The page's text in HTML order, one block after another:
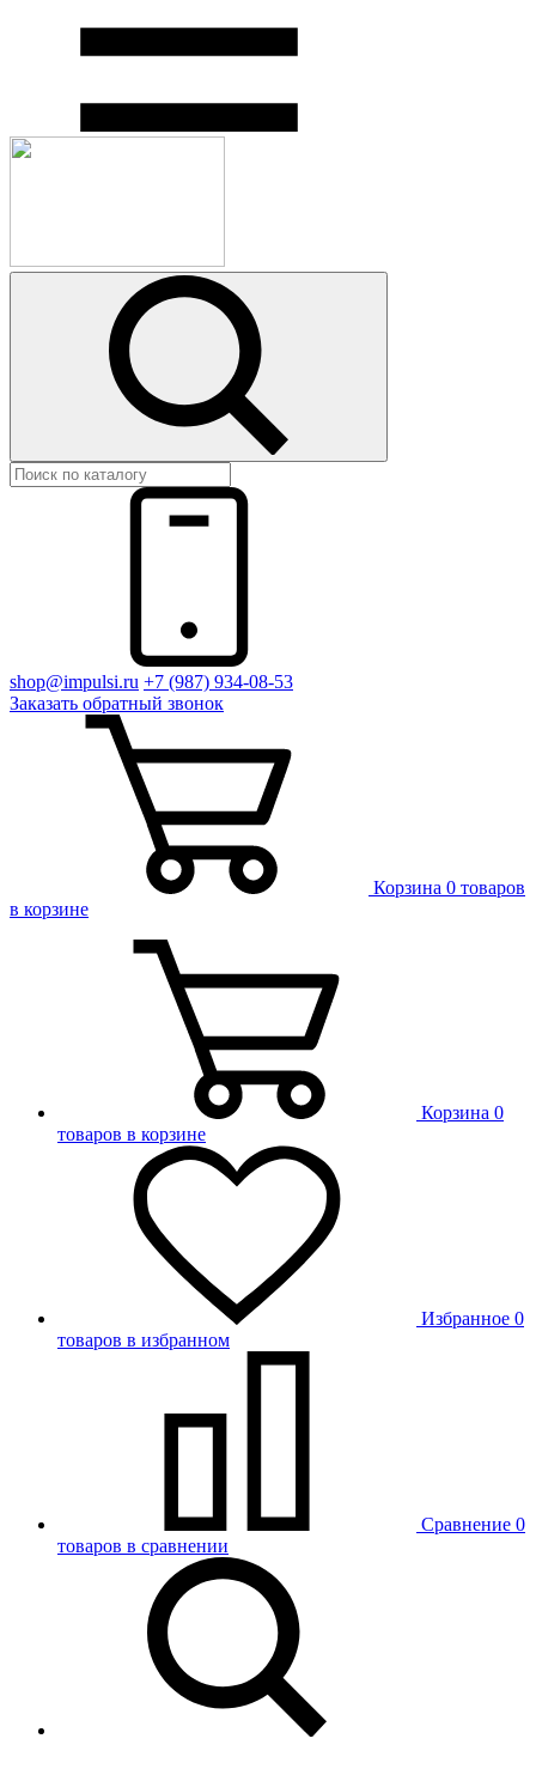
shop@impulsi.ru +7 (987) 934-08-53
Заказать обратный звонок
Корзина 0 товаров
в корзине
Корзина 0
товаров в корзине
Избранное 0
товаров в избранном
Сравнение 0
товаров в сравнении